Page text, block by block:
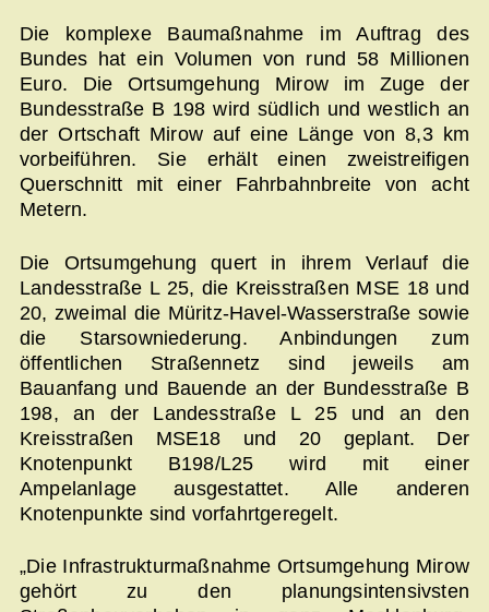
Die komplexe Baumaßnahme im Auftrag des
Bundes hat ein Volumen von rund 58 Millionen
Euro. Die Ortsumgehung Mirow im Zuge der
Bundesstraße B 198 wird südlich und westlich an
der Ortschaft Mirow auf eine Länge von 8,3 km
vorbeiführen. Sie erhält einen zweistreifigen
Querschnitt mit einer Fahrbahnbreite von acht
Metern.
Die Ortsumgehung quert in ihrem Verlauf die
Landesstraße L 25, die Kreisstraßen MSE 18 und
20, zweimal die Müritz-Havel-Wasserstraße sowie
die Starsowniederung. Anbindungen zum
öffentlichen Straßennetz sind jeweils am
Bauanfang und Bauende an der Bundesstraße B
198, an der Landesstraße L 25 und an den
Kreisstraßen MSE18 und 20 geplant. Der
Knotenpunkt B198/L25 wird mit einer
Ampelanlage ausgestattet. Alle an­deren
Knotenpunkte sind vorfahrtgeregelt.
„Die Infrastrukturmaßnahme Ortsumgehung Mirow
gehört zu den planungsintensivsten